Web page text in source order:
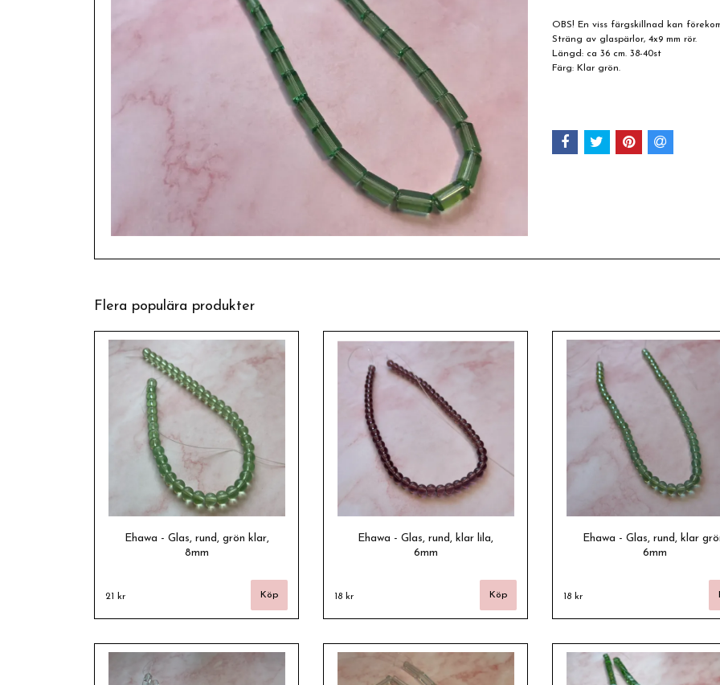
OBS! En viss färgskillnad kan
Sträng av glaspärlor, 4x9 mm rör.
Längd: ca 36 cm. 38-40st
Färg: Klar grön.
Flera populära produkter
Ehawa - Glas, rund, grön klar,
8mm
21 kr
Ehawa - Glas, rund, klar lila,
6mm
18 kr
Ehawa - Glas, rund, klar
6mm
18 kr